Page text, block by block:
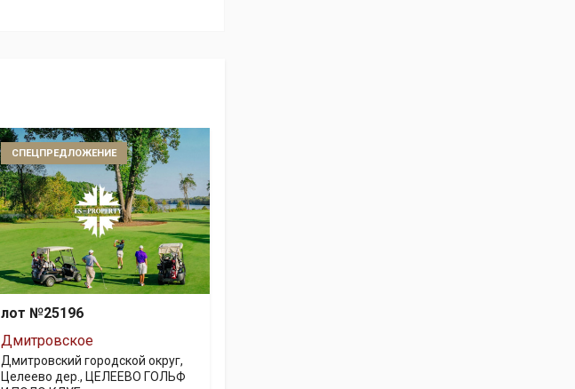
СПЕЦПРЕДЛОЖЕНИЕ
лот №25196
Дмитровское
Дмитровский городской округ,
Целеево дер., ЦЕЛЕЕВО ГОЛЬФ